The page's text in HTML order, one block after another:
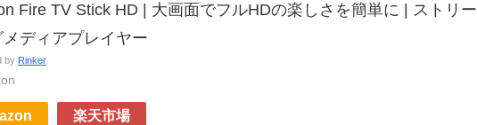
Fire TV Stick HD | 大画面でフルHDの楽しさを簡単に | ストリー
メディアプレイヤー
by Rinker
楽天市場